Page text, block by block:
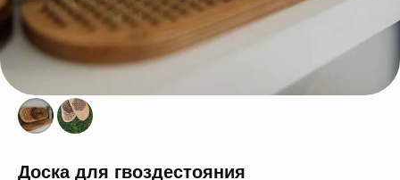
Доска для гвоздестояния